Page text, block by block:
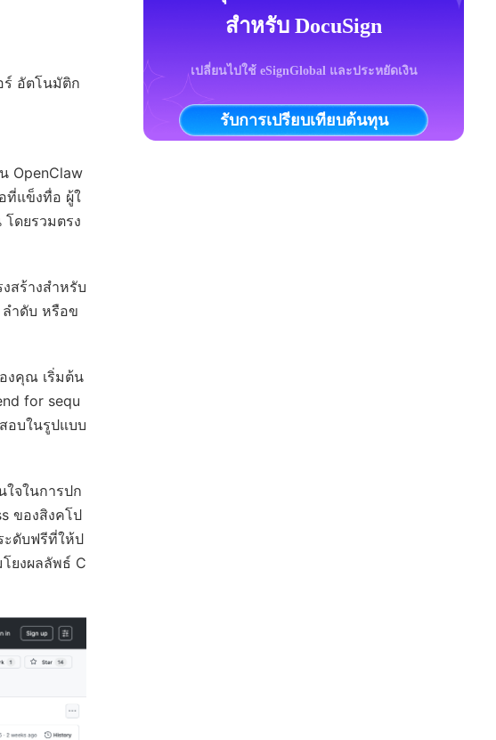
ร์ อัตโนมัติก
OpenClaw
ที่แข็งทื่อ ผู้ใ
ดยรวมตรง
สร้างสำหรับ
ลำดับ หรือข
งคุณ เริ่มต้น
for sequ
อบในรูปแบบ
จในการปก
ของสิงคโป
ะดับฟรีที่ให้ป
ยงผลลัพธ์ C
สำหรับ DocuSign
เปลี่ยนไปใช้ eSignGlobal และประหยัดเงิน
รับการเปรียบเทียบต้นทุน